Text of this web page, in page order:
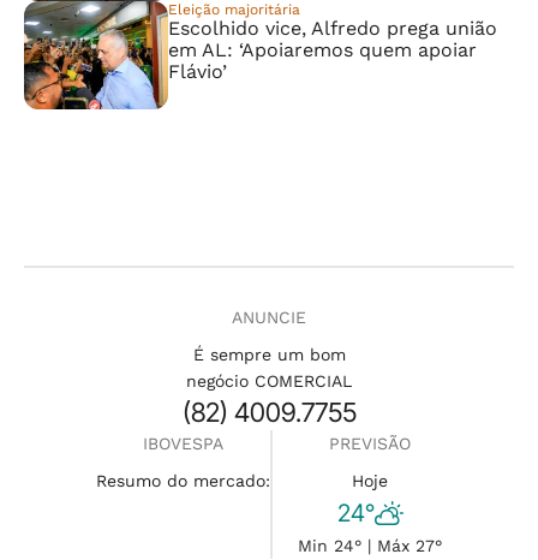
Eleição majoritária
Escolhido vice, Alfredo prega união
em AL: ‘Apoiaremos quem apoiar
Flávio’
ANUNCIE
É sempre um bom
negócio COMERCIAL
(82) 4009.7755
IBOVESPA
Resumo do mercado:
PREVISÃO
Hoje
24°
Min 24° | Máx 27°